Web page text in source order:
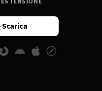
Scarica